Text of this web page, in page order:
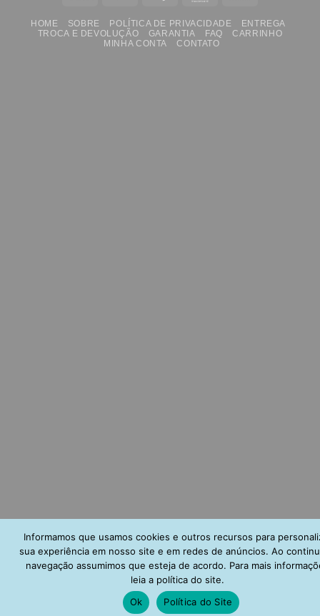
Delivery
HOME SOBRE POLÍTICA DE PRIVACIDADE
ENTREGA
TROCA E DEVOLUÇÃO
GARANTIA FAQ
CARRINHO
MINHA CONTA
CONTATO
Informamos que usamos cookies e outros recursos para
sua experiência em nosso site e em redes de anúncios. Ao
navegação assumimos que esteja de acordo. Para mais
leia a política do site.
Ok
Política do Site